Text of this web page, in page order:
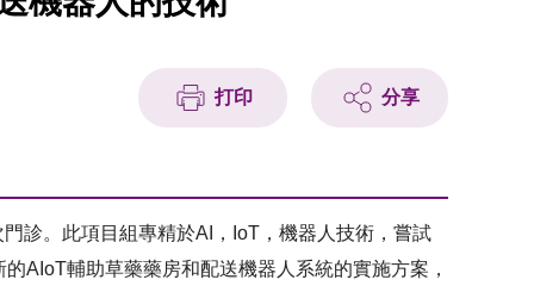
打印 分享
診。此項目組專精於AI，IoT，機器人技術，嘗試
AIoT輔助草藥藥房和配送機器人系統的實施方案，